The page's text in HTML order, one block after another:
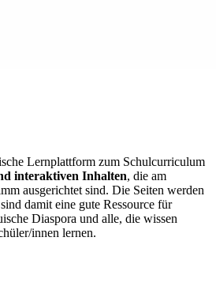
Lernplattform zum Schulcurriculum
interaktiven Inhalten, die am
ausgerichtet sind. Die Seiten werden
damit eine gute Ressource für
Diaspora und alle, die wissen
innen lernen.